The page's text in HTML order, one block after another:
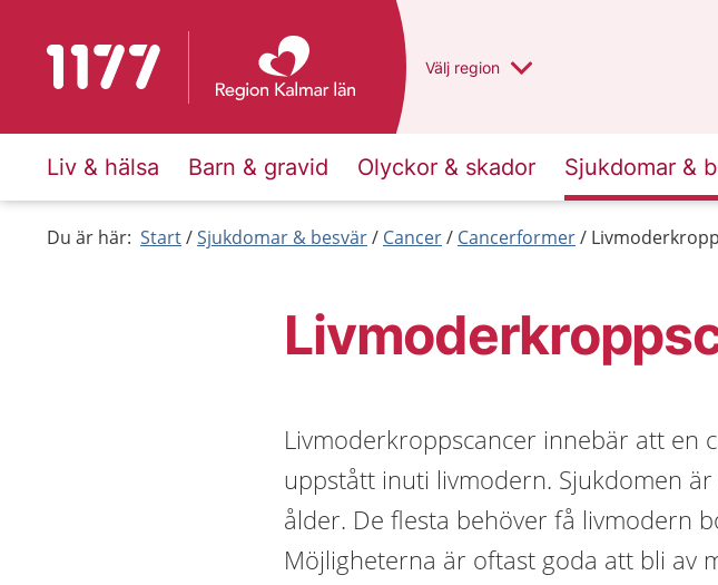
Till startsidan för 1177 Du har valt region
Välj en annan
region
Liv & hälsa Barn & gravid Olyckor & skador Sjukdomar &
Du är här: Start Sjukdomar & besvär Cancer Cancerformer
Livmoderkroppscancer innebär att en
uppstått inuti livmodern. Sjukdomen
ålder. De flesta behöver få livmodern
Möjligheterna är oftast goda att bli av